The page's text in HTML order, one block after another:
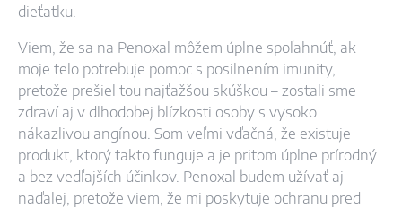
dieťatku.
Viem, že sa na Penoxal môžem úplne spoľahnúť, ak
moje telo potrebuje pomoc s posilnením imunity,
pretože prešiel tou najťažšou skúškou – zostali sme
zdraví aj v dlhodobej blízkosti osoby s vysoko
nákazlivou angínou. Som veľmi vďačná, že existuje
produkt, ktorý takto funguje a je pritom úplne prírodný
a bez vedľajších účinkov. Penoxal budem užívať aj
naďalej, pretože viem, že mi poskytuje ochranu pred